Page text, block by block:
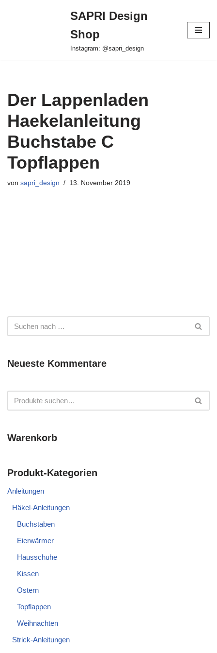
SAPRI Design
Shop
Instagram: @sapri_design
Der Lappenladen
Haekelanleitung
Buchstabe C
Topflappen
von sapri_design 13. November 2019
Neueste Kommentare
Warenkorb
Produkt-Kategorien
Anleitungen
Häkel-Anleitungen
Buchstaben
Eierwärmer
Hausschuhe
Kissen
Ostern
Topflappen
Weihnachten
Strick-Anleitungen